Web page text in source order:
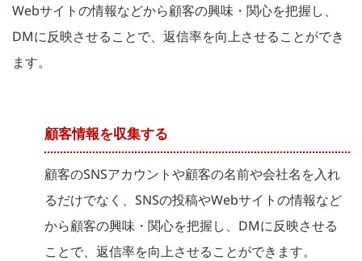
Webサイトの情報などから顧客の興味・関心を把握し、
DMに反映させることで、返信率を向上させることができ
ます。
顧客情報を収集する
顧客のSNSアカウントや顧客の名前や会社名を入れ
るだけでなく、SNSの投稿やWebサイトの情報など
から顧客の興味・関心を把握し、DMに反映させる
ことで、返信率を向上させることができます。